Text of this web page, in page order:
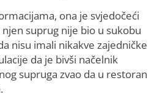
ona je svjedočeći
suprug nije bio u sukobu
nisu imali nikakve zajedničke
da je bivši načelnik
supruga zvao da u restoran